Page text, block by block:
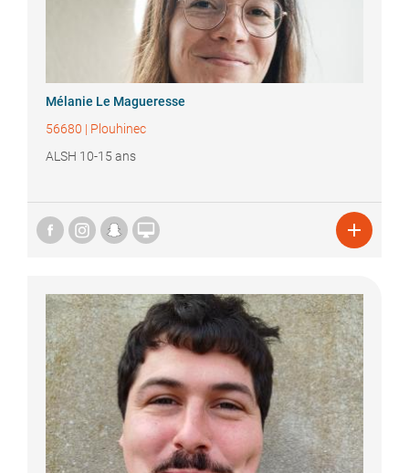
Mélanie Le Magueresse
56680 | Plouhinec
ALSH 10-15 ans
 